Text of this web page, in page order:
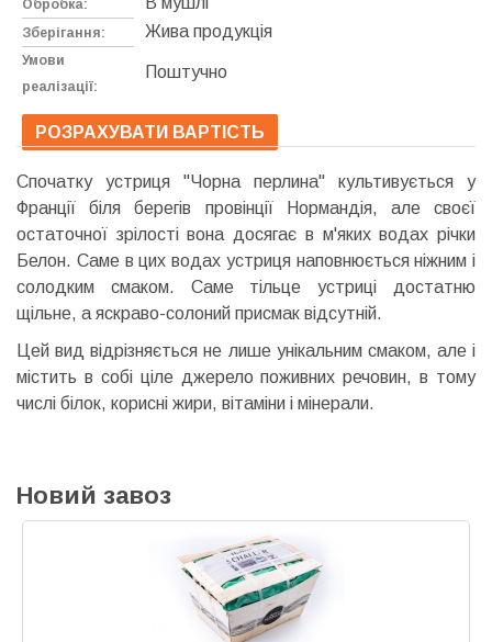
Обробка:
Зберігання: Жива продукція
Умови
реалізації:
Поштучно
РОЗРАХУВАТИ ВАРТІСТЬ
Спочатку устриця "Чорна перлина" культивується у
Франції біля берегів провінції Нормандія, але своєї
остаточної зрілості вона досягає в м'яких водах річки
Белон. Саме в цих водах устриця наповнюється ніжним і
солодким смаком. Саме тільце устриці достатню
щільне, а яскраво-солоний присмак відсутній.
Цей вид відрізняється не лише унікальним смаком, але і
містить в собі ціле джерело поживних речовин, в тому
числі білок, корисні жири, вітаміни і мінерали.
Новий завоз